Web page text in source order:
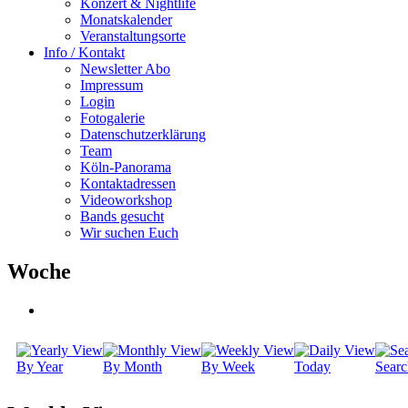
Konzert & Nightlife
Monatskalender
Veranstaltungsorte
Info / Kontakt
Newsletter Abo
Impressum
Login
Fotogalerie
Datenschutzerklärung
Team
Köln-Panorama
Kontaktadressen
Videoworkshop
Bands gesucht
Wir suchen Euch
Woche
By Year By Month By Week Today